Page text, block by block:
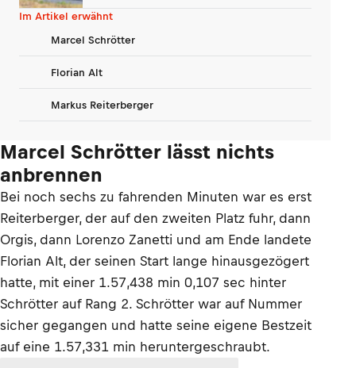
Im Artikel erwähnt
Marcel Schrötter
Florian Alt
Markus Reiterberger
Marcel Schrötter lässt nichts
anbrennen
Bei noch sechs zu fahrenden Minuten war es erst
Reiterberger, der auf den zweiten Platz fuhr, dann
Orgis, dann Lorenzo Zanetti und am Ende landete
Florian Alt, der seinen Start lange hinausgezögert
hatte, mit einer 1.57,438 min 0,107 sec hinter
Schrötter auf Rang 2. Schrötter war auf Nummer
sicher gegangen und hatte seine eigene Bestzeit
auf eine 1.57,331 min heruntergeschraubt.